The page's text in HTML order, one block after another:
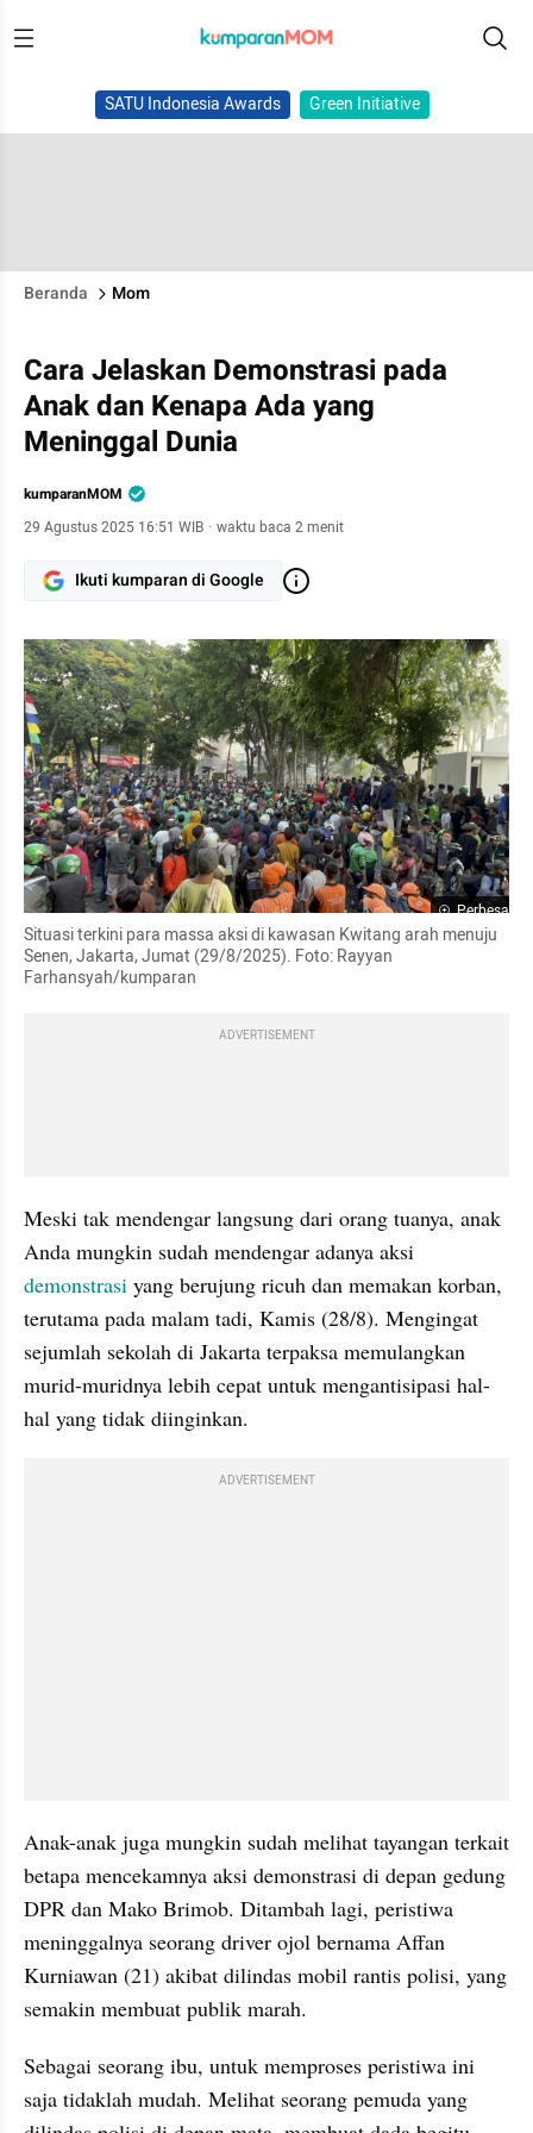
SATU Indonesia Awards Green Initiative
Beranda Mom
Cara Jelaskan Demonstrasi pada
Anak dan Kenapa Ada yang
Meninggal Dunia
kumparanMOM
29 Agustus 2025 16:51 WIB · waktu baca 2 menit
Ikuti kumparan di Google
Perbesar
Situasi terkini para massa aksi di kawasan Kwitang arah menuju
Senen, Jakarta, Jumat (29/8/2025). Foto: Rayyan
Farhansyah/kumparan
ADVERTISEMENT
Meski tak mendengar langsung dari orang tuanya, anak
demonstrasi yang berujung ricuh dan memakan korban,
terutama pada malam tadi, Kamis (28/8). Mengingat
sejumlah sekolah di Jakarta terpaksa memulangkan
murid-muridnya lebih cepat untuk mengantisipasi hal-
hal yang tidak diinginkan.
ADVERTISEMENT
Anak-anak juga mungkin sudah melihat tayangan terkait
betapa mencekamnya aksi demonstrasi di depan gedung
DPR dan Mako Brimob. Ditambah lagi, peristiwa
meninggalnya seorang driver ojol bernama Affan
Kurniawan (21) akibat dilindas mobil rantis polisi, yang
semakin membuat publik marah.
Sebagai seorang ibu, untuk memproses peristiwa ini
saja tidaklah mudah. Melihat seorang pemuda yang